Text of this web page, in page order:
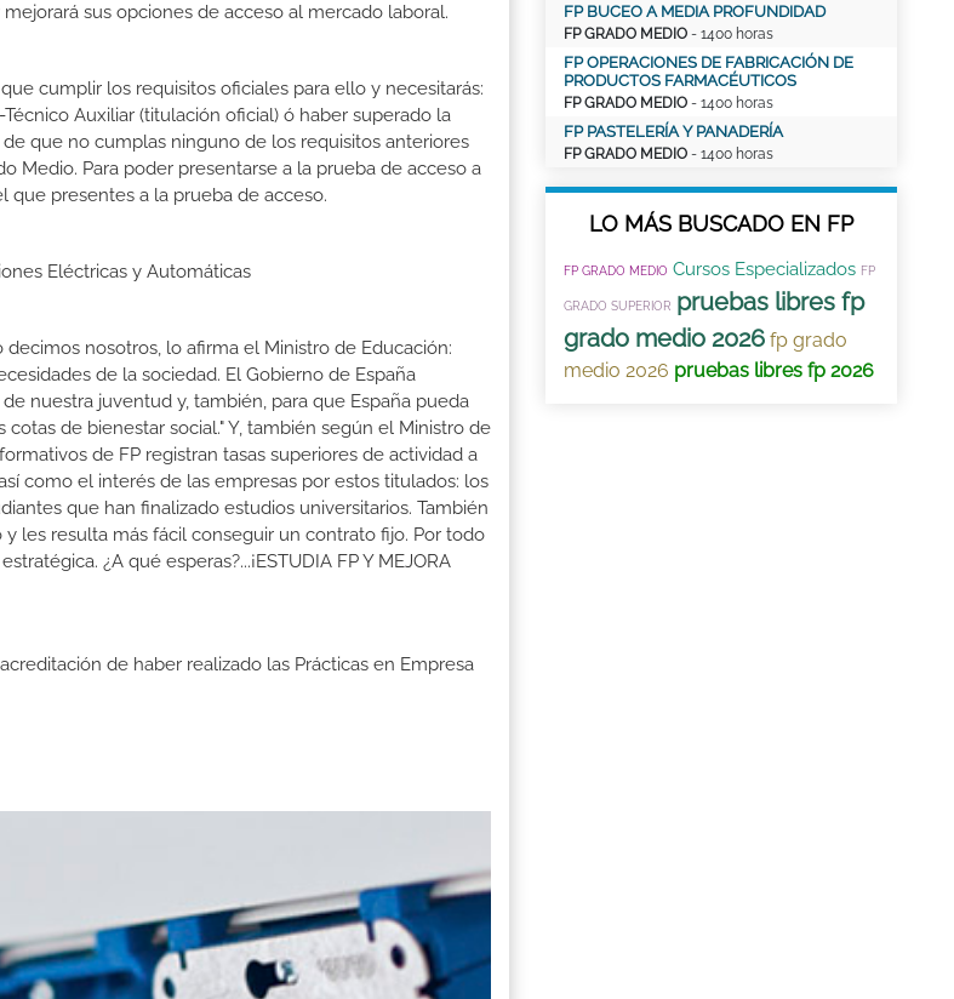
sus opciones de acceso al mercado laboral.
cumplir los requisitos oficiales para ello y necesitarás:
Auxiliar (titulación oficial) ó haber superado la
que no cumplas ninguno de los requisitos anteriores
Medio. Para poder presentarse a la prueba de acceso a
que presentes a la prueba de acceso.
Eléctricas y Automáticas
nosotros, lo afirma el Ministro de Educación:
de la sociedad. El Gobierno de España
nuestra juventud y, también, para que España pueda
de bienestar social." Y, también según el Ministro de
de FP registran tasas superiores de actividad a
como el interés de las empresas por estos titulados: los
que han finalizado estudios universitarios. También
les resulta más fácil conseguir un contrato fijo. Por todo
¿A qué esperas?...¡ESTUDIA FP Y MEJORA
de haber realizado las Prácticas en Empresa
FP BUCEO A MEDIA PROFUNDIDAD
FP GRADO MEDIO - 1400 horas
FP OPERACIONES DE FABRICACIÓN DE
PRODUCTOS FARMACÉUTICOS
FP GRADO MEDIO - 1400 horas
FP PASTELERÍA Y PANADERÍA
FP GRADO MEDIO - 1400 horas
LO MÁS BUSCADO EN FP
FP GRADO MEDIO Cursos Especializados FP
GRADO SUPERIOR pruebas libres fp
grado medio 2026 fp grado
medio 2026 pruebas libres fp 2026